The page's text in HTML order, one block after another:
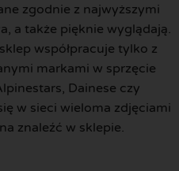
zgodnie z najwyższymi
a także pięknie wyglądają.
współpracuje tylko z
markami w sprzęcie
Dainese czy
w sieci wieloma zdjęciami
znaleźć w sklepie.